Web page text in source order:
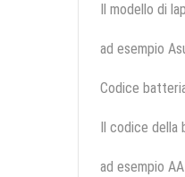
Il modello di
ad esempio
Codice
Il codice
ad esempio